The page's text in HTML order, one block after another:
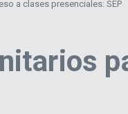
a clases presenciales: SEP